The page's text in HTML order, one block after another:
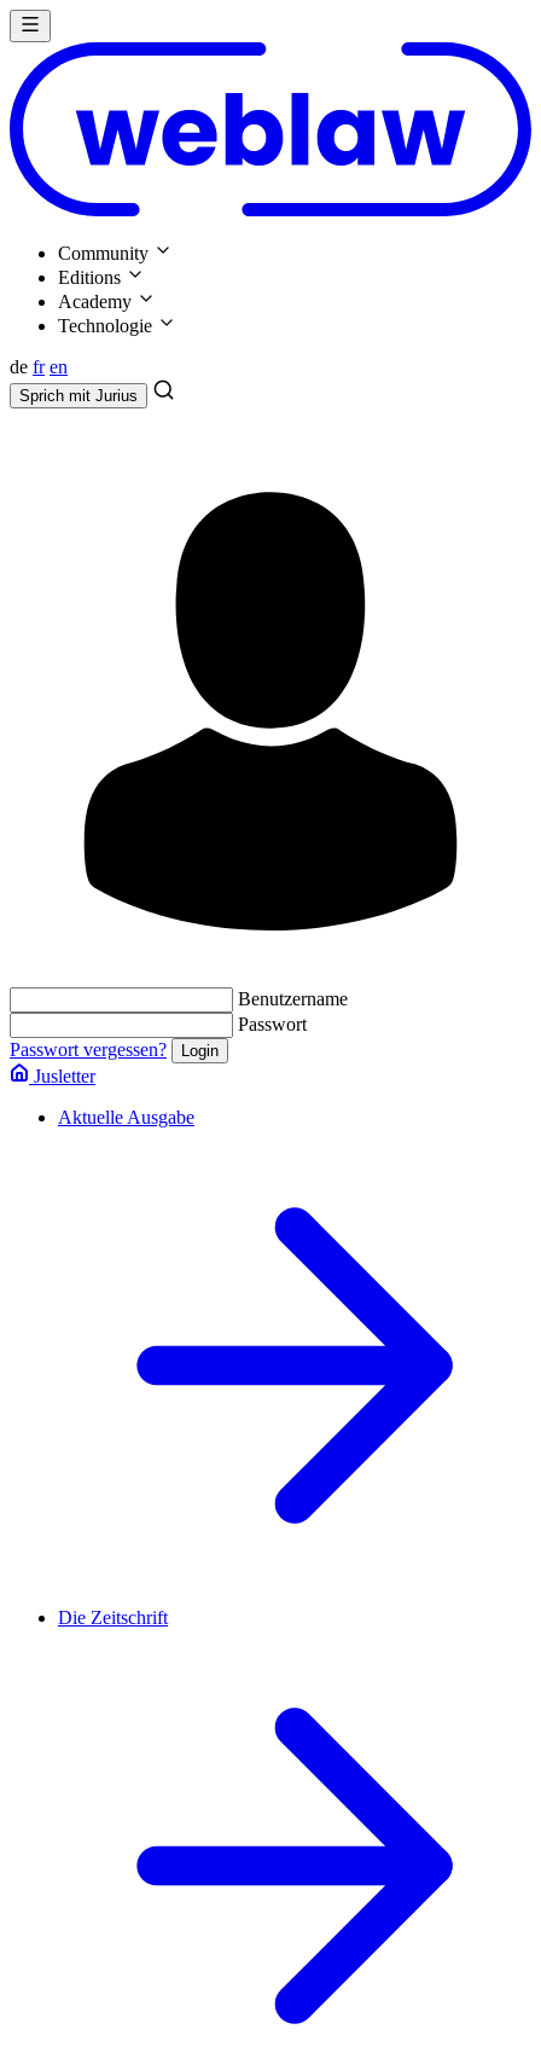
Community
Editions
Academy
Technologie
de fr en
Sprich mit Jurius
Benutzername
Passwort
Passwort vergessen?
Jusletter
Aktuelle Ausgabe
Die Zeitschrift